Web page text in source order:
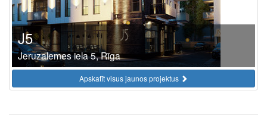
J5
Jeruzalemes iela 5, Rīga
Apskatīt visus jaunos projektus